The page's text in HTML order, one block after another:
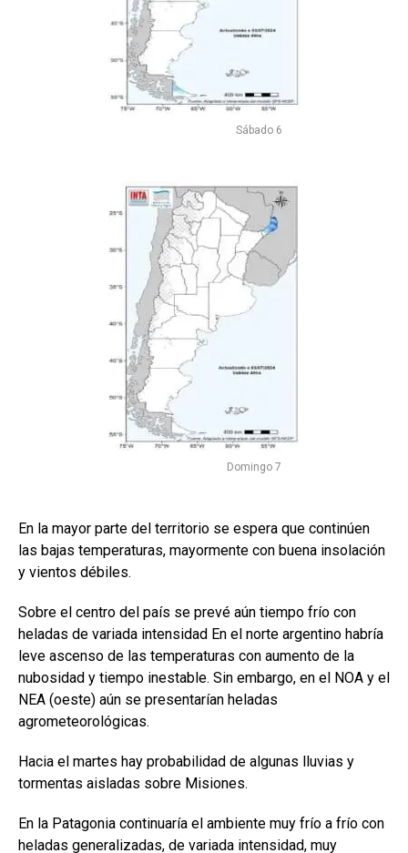
Sábado 6
Domingo 7
En la mayor parte del territorio se espera que continúen
las bajas temperaturas, mayormente con buena insolación
y vientos débiles.
Sobre el centro del país se prevé aún tiempo frío con
heladas de variada intensidad En el norte argentino habría
leve ascenso de las temperaturas con aumento de la
nubosidad y tiempo inestable. Sin embargo, en el NOA y el
NEA (oeste) aún se presentarían heladas
agrometeorológicas.
Hacia el martes hay probabilidad de algunas lluvias y
tormentas aisladas sobre Misiones.
En la Patagonia continuaría el ambiente muy frío a frío con
heladas generalizadas, de variada intensidad, muy